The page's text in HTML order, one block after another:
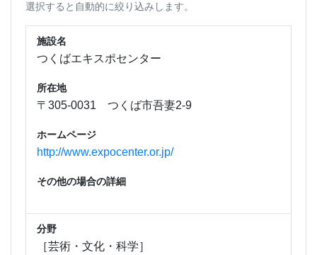
選択すると自動的に絞り込みします。
施設名
つくばエキスポセンター
所在地
〒305-0031 つくば市吾妻2-9
ホームページ
http://www.expocenter.or.jp/
その他の場合の詳細
分野
［芸術・文化・科学］